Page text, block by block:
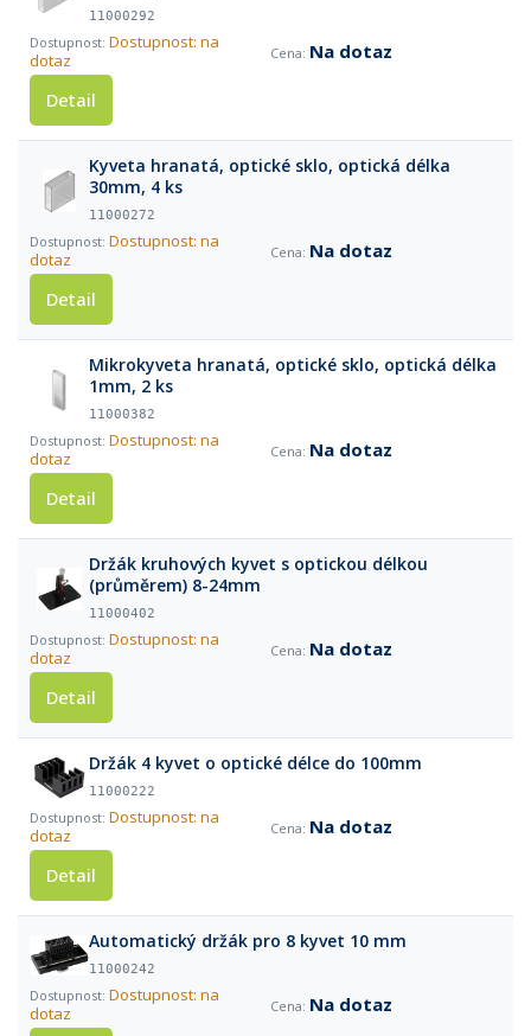
11000292
Dostupnost: na
dotaz
Na dotaz
Detail
Kyveta hranatá, optické sklo, optická délka
30mm, 4 ks
11000272
Dostupnost: na
dotaz
Na dotaz
Detail
Mikrokyveta hranatá, optické sklo, optická délka
1mm, 2 ks
11000382
Dostupnost: na
dotaz
Na dotaz
Detail
Držák kruhových kyvet s optickou délkou
(průměrem) 8-24mm
11000402
Dostupnost: na
dotaz
Na dotaz
Detail
Držák 4 kyvet o optické délce do 100mm
11000222
Dostupnost: na
dotaz
Na dotaz
Detail
Automatický držák pro 8 kyvet 10 mm
11000242
Dostupnost: na
dotaz
Na dotaz